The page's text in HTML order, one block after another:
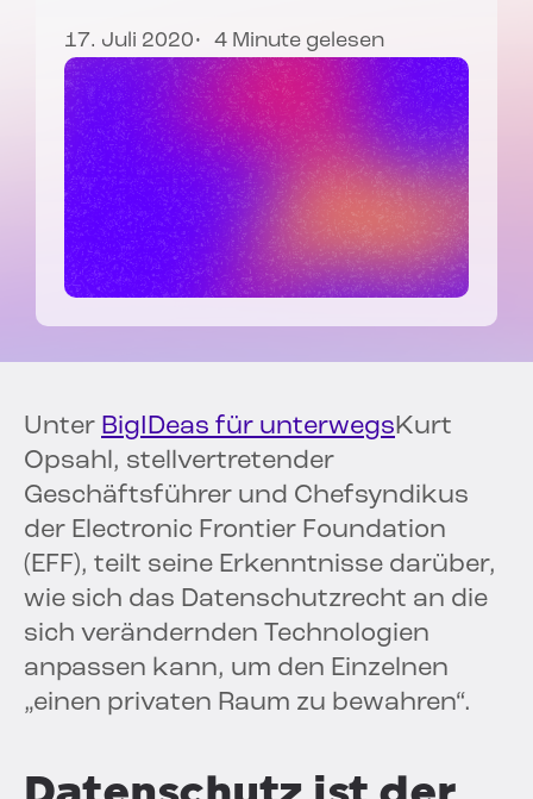
17. Juli 2020 4 Minute gelesen
Unter BigIDeas für unterwegsKurt
Opsahl, stellvertretender
Geschäftsführer und Chefsyndikus
der Electronic Frontier Foundation
(EFF), teilt seine Erkenntnisse darüber,
wie sich das Datenschutzrecht an die
sich verändernden Technologien
anpassen kann, um den Einzelnen
„einen privaten Raum zu bewahren“.